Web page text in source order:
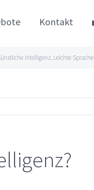
Kontakt
Intelligenz, Leichte Sprache